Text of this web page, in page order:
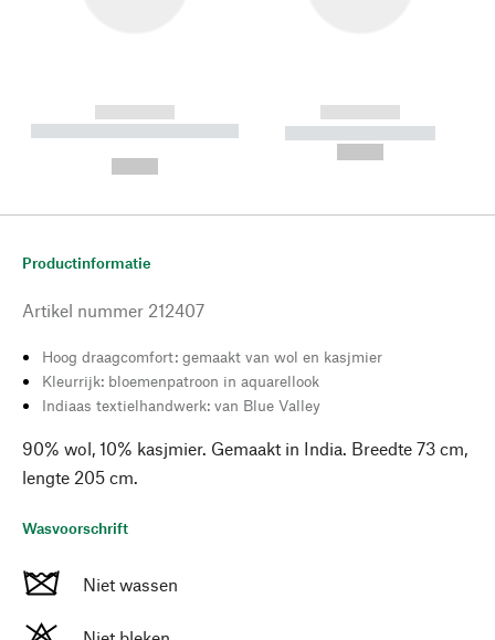
------------
----------- ----------- --------
------------
----------- -----------
Productinformatie
Artikel nummer 212407
Hoog draagcomfort: gemaakt van wol en kasjmier
Kleurrijk: bloemenpatroon in aquarellook
Indiaas textielhandwerk: van Blue Valley
90% wol, 10% kasjmier. Gemaakt in India. Breedte 73 cm,
lengte 205 cm.
Wasvoorschrift
Niet wassen